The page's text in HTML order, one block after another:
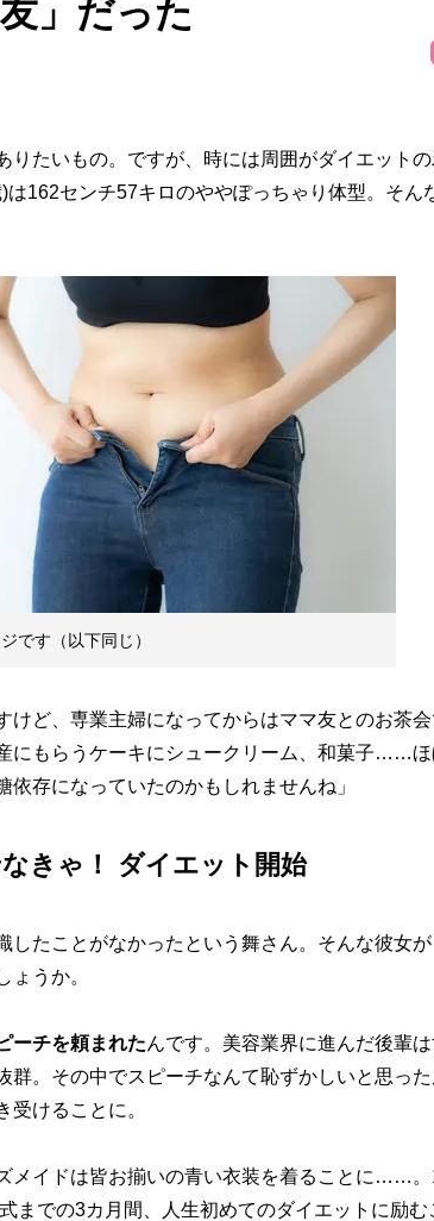
」だった
たいもの。ですが、時には周囲がダイエットの
162センチ57キロのややぽっちゃり体型。そん
です（以下同じ）
けど、専業主婦になってからはママ友とのお茶
にもらうケーキにシュークリーム、和菓子……
存になっていたのかもしれませんね」
きゃ！ ダイエット開始
たことがなかったという舞さん。そんな彼女
ょうか。
ーチを頼まれたんです。美容業界に進んだ後輩
群。その中でスピーチなんて恥ずかしいと思っ
受けることに。
メイドは皆お揃いの青い衣装を着ることに……。
までの3カ月間、人生初めてのダイエットに励